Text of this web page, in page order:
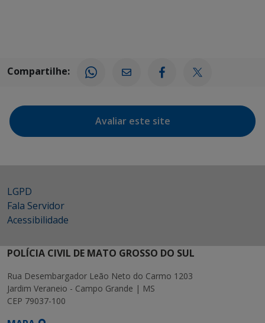
Compartilhe:
Avaliar este site
LGPD
Fala Servidor
Acessibilidade
POLÍCIA CIVIL DE MATO GROSSO DO SUL
Rua Desembargador Leão Neto do Carmo 1203
Jardim Veraneio - Campo Grande | MS
CEP 79037-100